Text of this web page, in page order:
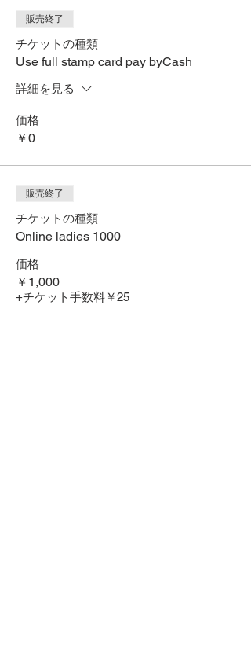
販売終了
チケットの種類
Use full stamp card pay byCash
詳細を見る
価格
￥0
販売終了
チケットの種類
Online ladies 1000
価格
￥1,000
+チケット手数料￥25